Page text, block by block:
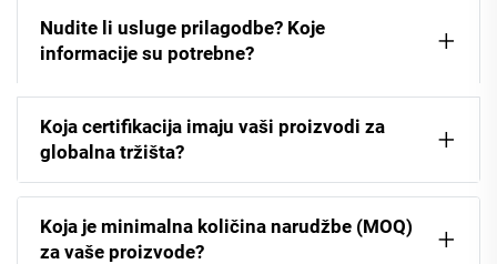
Nudite li usluge prilagodbe? Koje
informacije su potrebne?
Koja certifikacija imaju vaši proizvodi za
globalna tržišta?
Koja je minimalna količina narudžbe (MOQ)
za vaše proizvode?